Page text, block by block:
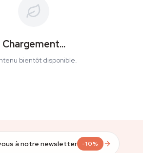
Chargement...
bientôt disponible.
à notre newsletter -10%